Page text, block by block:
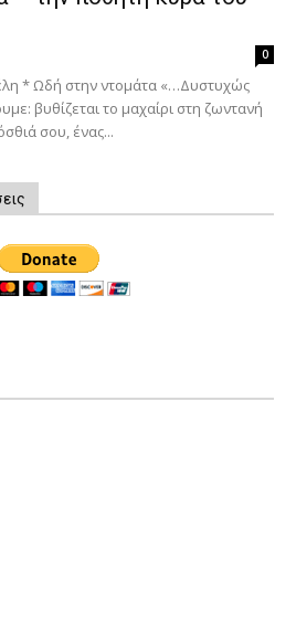
0
* Ωδή στην ντομάτα «…Δυστυχώς
βυθίζεται το μαχαίρι στη ζωντανή
σου, ένας...